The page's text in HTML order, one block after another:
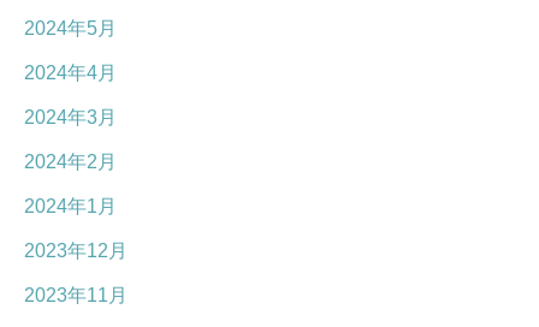
2024年5月
2024年4月
2024年3月
2024年2月
2024年1月
2023年12月
2023年11月